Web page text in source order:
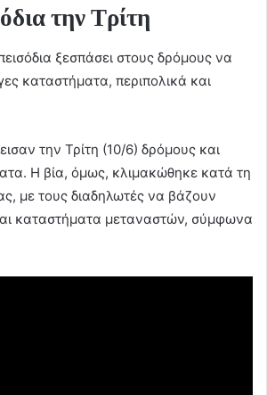
την Τρίτη
ξεσπάσει στους δρόμους να
καταστήματα, περιπολικά και
την Τρίτη (10/6) δρόμους και
Η βία, όμως, κλιμακώθηκε κατά τη
με τους διαδηλωτές να βάζουν
καταστήματα μεταναστών, σύμφωνα